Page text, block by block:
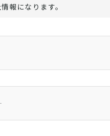
報になります。